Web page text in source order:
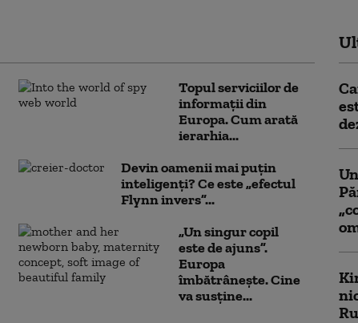
Topul serviciilor de
informații din
Europa. Cum arată
ierarhia...
Devin oamenii mai puțin
inteligenți? Ce este „efectul
Flynn invers”...
„Un singur copil
este de ajuns”.
Europa
îmbătrânește. Cine
va susține...